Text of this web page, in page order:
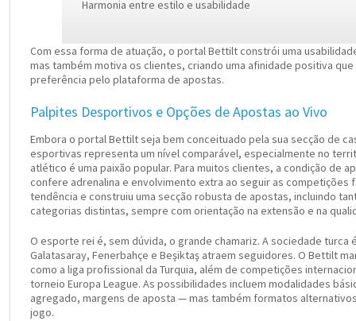
Harmonia entre estilo e usabilidade
Com essa forma de atuação, o portal Bettilt constrói uma
mas também motiva os clientes, criando uma afinidade positiva
preferência pelo plataforma de apostas.
Palpites Desportivos e Opções de Apostas ao Vivo
Embora o portal Bettilt seja bem conceituado pela sua secção de
esportivas representa um nível comparável, especialmente no
atlético é uma paixão popular. Para muitos clientes, a condição de
confere adrenalina e envolvimento extra ao seguir as
tendência e construiu uma secção robusta de apostas, incluindo
categorias distintas, sempre com orientação na extensão e na
O esporte rei é, sem dúvida, o grande chamariz. A sociedade turca
Galatasaray, Fenerbahçe e Beşiktaş atraem seguidores. O Bettilt
como a liga profissional da Turquia, além de competições
torneio Europa League. As possibilidades incluem modalidades
agregado, margens de aposta — mas também formatos
jogo.